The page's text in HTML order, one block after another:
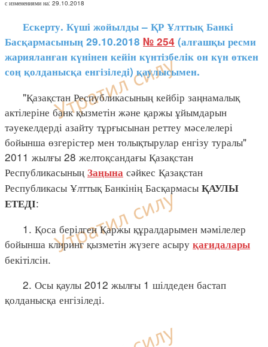
с изменениями на: 29.10.2018
Ескерту. Күші жойылды – ҚР Ұлттық Банкі
Басқармасының 29.10.2018 № 254 (алғашқы ресми
жарияланған күнінен кейін күнтізбелік он күн өткен
соң қолданысқа енгізіледі) қаулысымен.
"Қазақстан Республикасының кейбір заңнамалық
актілеріне банк қызметін және қаржы ұйымдарын
тәуекелдерді азайту тұрғысынан реттеу мәселелері
бойынша өзгерістер мен толықтырулар енгізу туралы"
2011 жылғы 28 желтоқсандағы Қазақстан
Республикасының Заңына сәйкес Қазақстан
Республикасы Ұлттық Банкінің Басқармасы ҚАУЛЫ
ЕТЕДІ:
1. Қоса берілген Қаржы құралдарымен мәмілелер
бойынша клиринг қызметін жүзеге асыру қағидалары
бекітілсін.
2. Осы қаулы 2012 жылғы 1 шілдеден бастап
қолданысқа енгізіледі.